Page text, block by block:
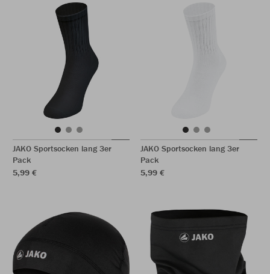
JAKO Sportsocken lang 3er
Pack
5,99 €
JAKO Sportsocken lang 3er
Pack
5,99 €